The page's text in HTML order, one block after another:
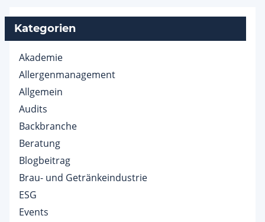
Kategorien
Akademie
Allergenmanagement
Allgemein
Audits
Backbranche
Beratung
Blogbeitrag
Brau- und Getränkeindustrie
ESG
Events